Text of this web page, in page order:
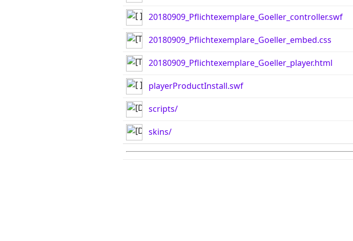
20180909_Pflichtexemplare_Goeller_controller.swf
20180909_Pflichtexemplare_Goeller_embed.css
20180909_Pflichtexemplare_Goeller_player.html
playerProductInstall.swf
scripts/
skins/